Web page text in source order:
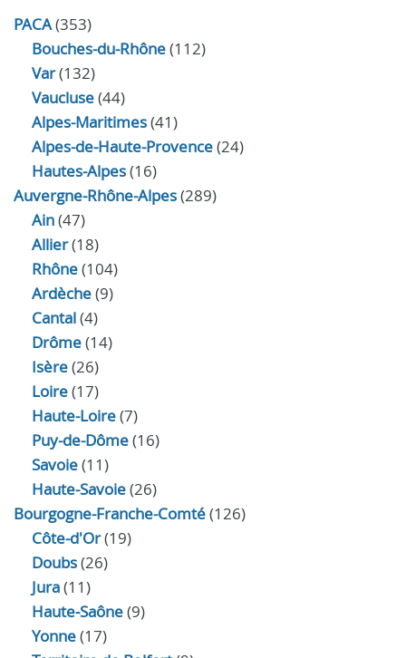
PACA(353)
Bouches-du-Rhône(112)
Var(132)
Vaucluse(44)
Alpes-Maritimes(41)
Alpes-de-Haute-Provence(24)
Hautes-Alpes(16)
Auvergne-Rhône-Alpes(289)
Ain(47)
Allier(18)
Rhône(104)
Ardèche(9)
Cantal(4)
Drôme(14)
Isère(26)
Loire(17)
Haute-Loire(7)
Puy-de-Dôme(16)
Savoie(11)
Haute-Savoie(26)
Bourgogne-Franche-Comté(126)
Côte-d'Or(19)
Doubs(26)
Jura(11)
Haute‑Saône(9)
Yonne(17)